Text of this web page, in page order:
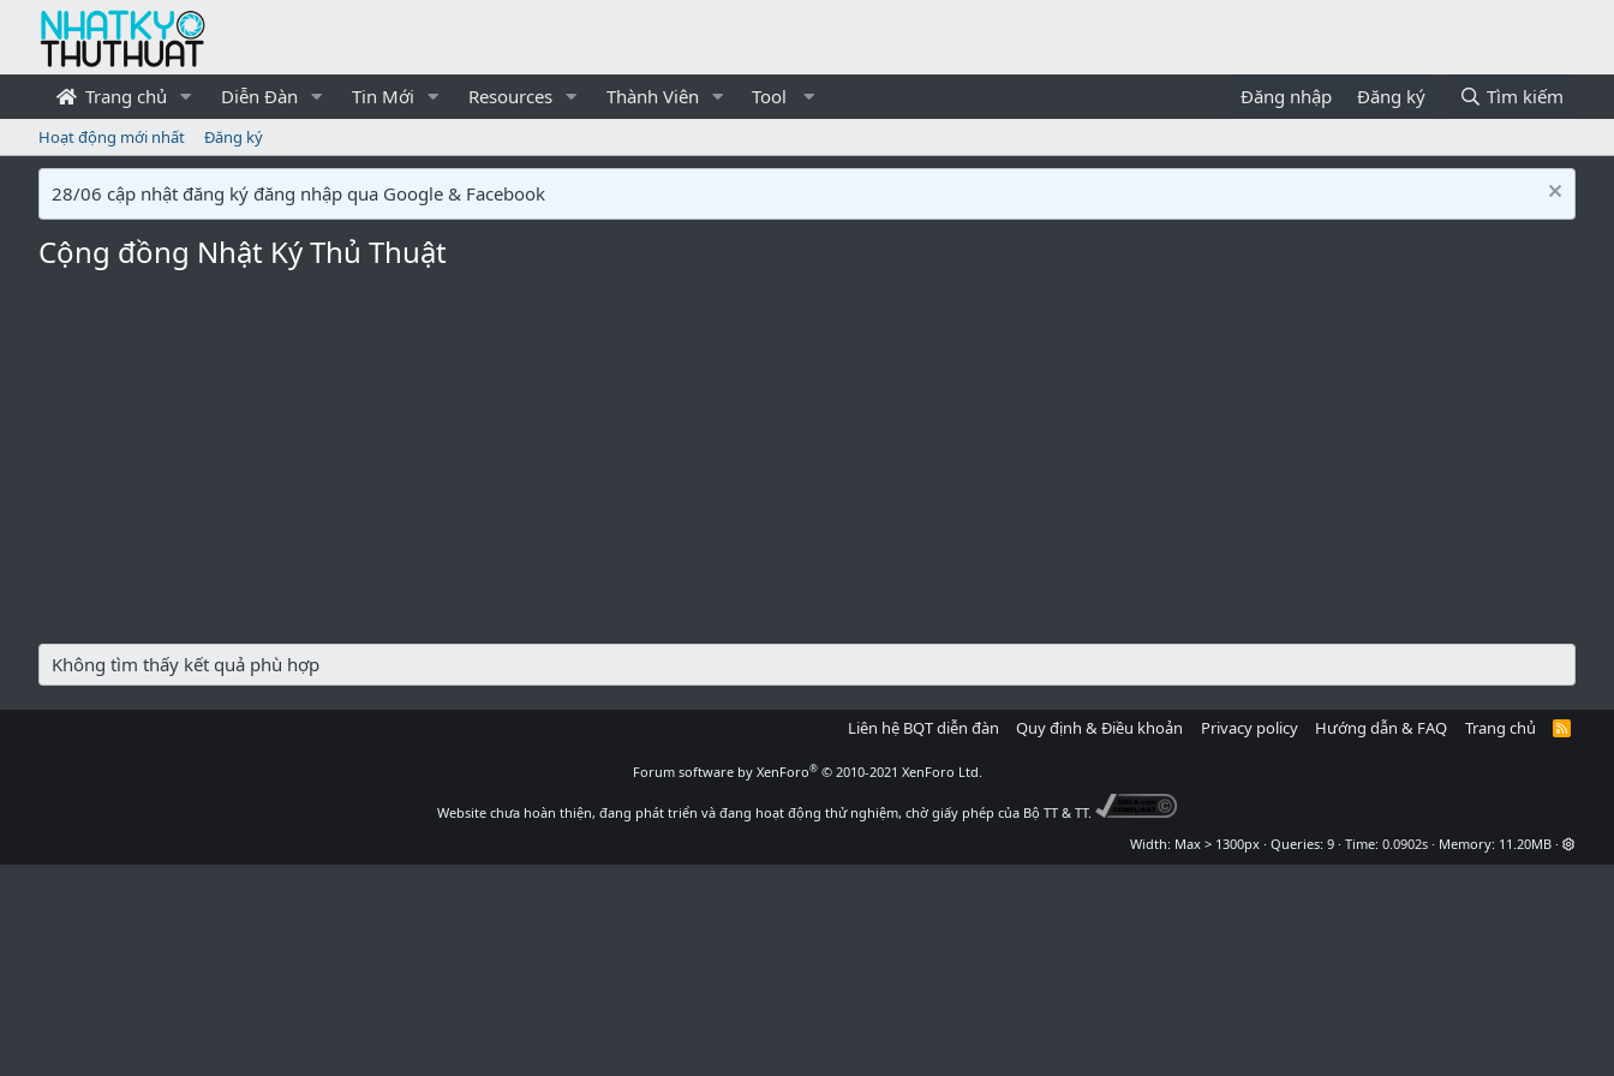
Trang chủ Diễn Đàn Tin Mới Resources Thành Viên Tool Đăng nhập Đăng ký Tìm kiếm
Hoạt động mới nhất Đăng ký
28/06 cập nhật đăng ký đăng nhập qua Google & Facebook
Cộng đồng Nhật Ký Thủ Thuật
Không tìm thấy kết quả phù hợp
Liên hệ BQT diễn đàn Quy định & Điều khoản Privacy policy Hướng dẫn & FAQ Trang chủ
R
S
Forum software by XenForo® © 2010-2021 XenForo Ltd.
Website chưa hoàn thiện, đang phát triển và đang hoạt động thử nghiệm, chờ giấy phép của Bộ TT & TT.
Width
Queries 9 Time 0.0902s Memory 11.20MB